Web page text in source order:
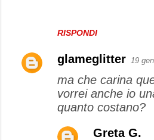
RISPONDI
glameglitter 19
ma che carina
vorrei anche io
quanto costano?
Greta G.